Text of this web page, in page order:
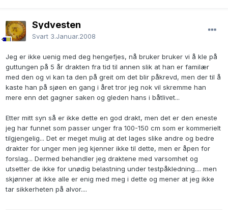
Sydvesten
Svart 3.Januar.2008
Jeg er ikke uenig med deg hengefjes, nå bruker bruker vi å kle på
guttungen på 5 år drakten fra tid til annen slik at han er familær
med den og vi kan ta den på greit om det blir påkrevd, men der til å
kaste han på sjøen en gang i året tror jeg nok vil skremme han
mere enn det gagner saken og gleden hans i båtlivet...
Etter mitt syn så er ikke dette en god drakt, men det er den eneste
jeg har funnet som passer unger fra 100-150 cm som er kommerielt
tilgjengelig... Det er meget mulig at det lages slike andre og bedre
drakter for unger men jeg kjenner ikke til dette, men er åpen for
forslag... Dermed behandler jeg draktene med varsomhet og
utsetter de ikke for unødig belastning under testpåkledning.... men
skjønner at ikke alle er enig med meg i dette og mener at jeg ikke
tar sikkerheten på alvor....